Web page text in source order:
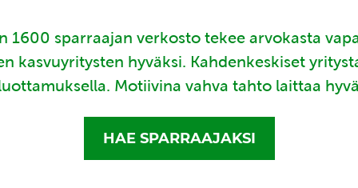
1600 sparraajan verkosto tekee arvokasta
kasvuyritysten hyväksi. Kahdenkeskiset
Motiivina vahva tahto laittaa
HAE SPARRAAJAKSI